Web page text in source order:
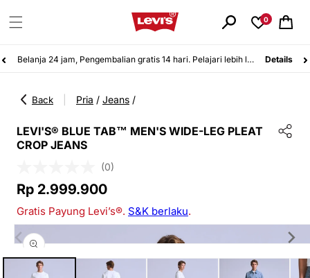
ke
konten
0
Keranjang
Belanja 24 jam, Pengembalian gratis 14 hari. Pelajari lebih lanjut! Details
Back Pria / Jeans /
LEVI'S® BLUE TAB™ MEN'S WIDE-LEG PLEAT
CROP JEANS
(0)
Harga
reguler
Rp 2.999.900
Gratis Payung Levi’s®. S&K berlaku.
Langsung
ke
informasi
produk
Buka
media